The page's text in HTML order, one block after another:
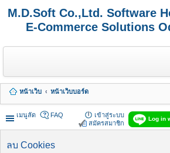
M.D.Soft Co.,Ltd. Software
E-Commerce Solutions
หน้าเว็บ
หน้าเว็บบอร์ด
เมนูลัด
Log in
FAQ
เข้าสู่ระบบ
สมัครสมาชิก
ลบ Cookies